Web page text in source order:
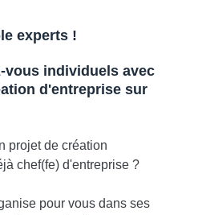
experts !
individuels avec
d'entreprise sur
projet de création
chef(fe) d'entreprise ?
pour vous dans ses